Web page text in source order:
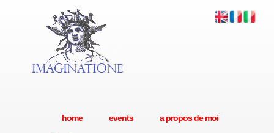
home events a propos de moi